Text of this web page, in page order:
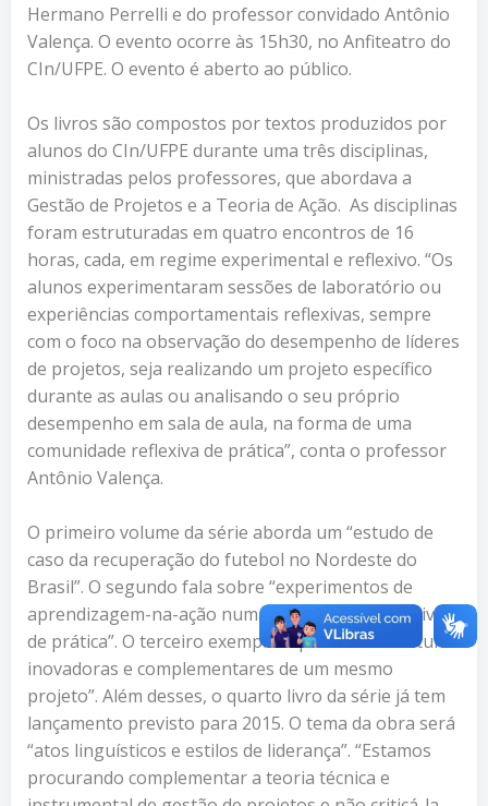
Hermano Perrelli e do professor convidado Antônio
Valença. O evento ocorre às 15h30, no Anfiteatro do
CIn/UFPE. O evento é aberto ao público.
Os livros são compostos por textos produzidos por
alunos do CIn/UFPE durante uma três disciplinas,
ministradas pelos professores, que abordava a
Gestão de Projetos e a Teoria de Ação. As disciplinas
foram estruturadas em quatro encontros de 16
horas, cada, em regime experimental e reflexivo. “Os
alunos experimentaram sessões de laboratório ou
experiências comportamentais reflexivas, sempre
com o foco na observação do desempenho de líderes
de projetos, seja realizando um projeto específico
durante as aulas ou analisando o seu próprio
desempenho em sala de aula, na forma de uma
comunidade reflexiva de prática”, conta o professor
Antônio Valença.
O primeiro volume da série aborda um “estudo de
caso da recuperação do futebol no Nordeste do
Brasil”. O segundo fala sobre “experimentos de
aprendizagem-na-ação numa comunidade reflexiva
de prática”. O terceiro exemplar aponta “sete leituras
inovadoras e complementares de um mesmo
projeto”. Além desses, o quarto livro da série já tem
lançamento previsto para 2015. O tema da obra será
“atos linguísticos e estilos de liderança”. “Estamos
procurando complementar a teoria técnica e